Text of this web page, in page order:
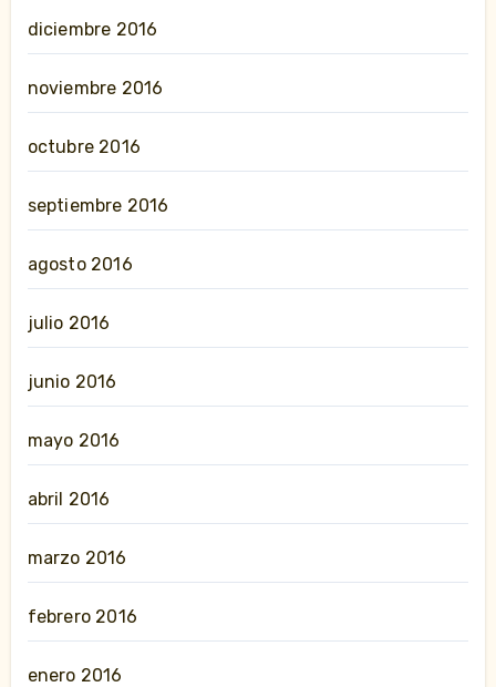
diciembre 2016
noviembre 2016
octubre 2016
septiembre 2016
agosto 2016
julio 2016
junio 2016
mayo 2016
abril 2016
marzo 2016
febrero 2016
enero 2016